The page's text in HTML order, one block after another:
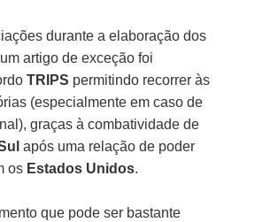
durante a elaboração dos
artigo de exceção foi
TRIPS permitindo recorrer às
(especialmente em caso de
graças à combatividade de
após uma relação de poder
os Estados Unidos.
que pode ser bastante